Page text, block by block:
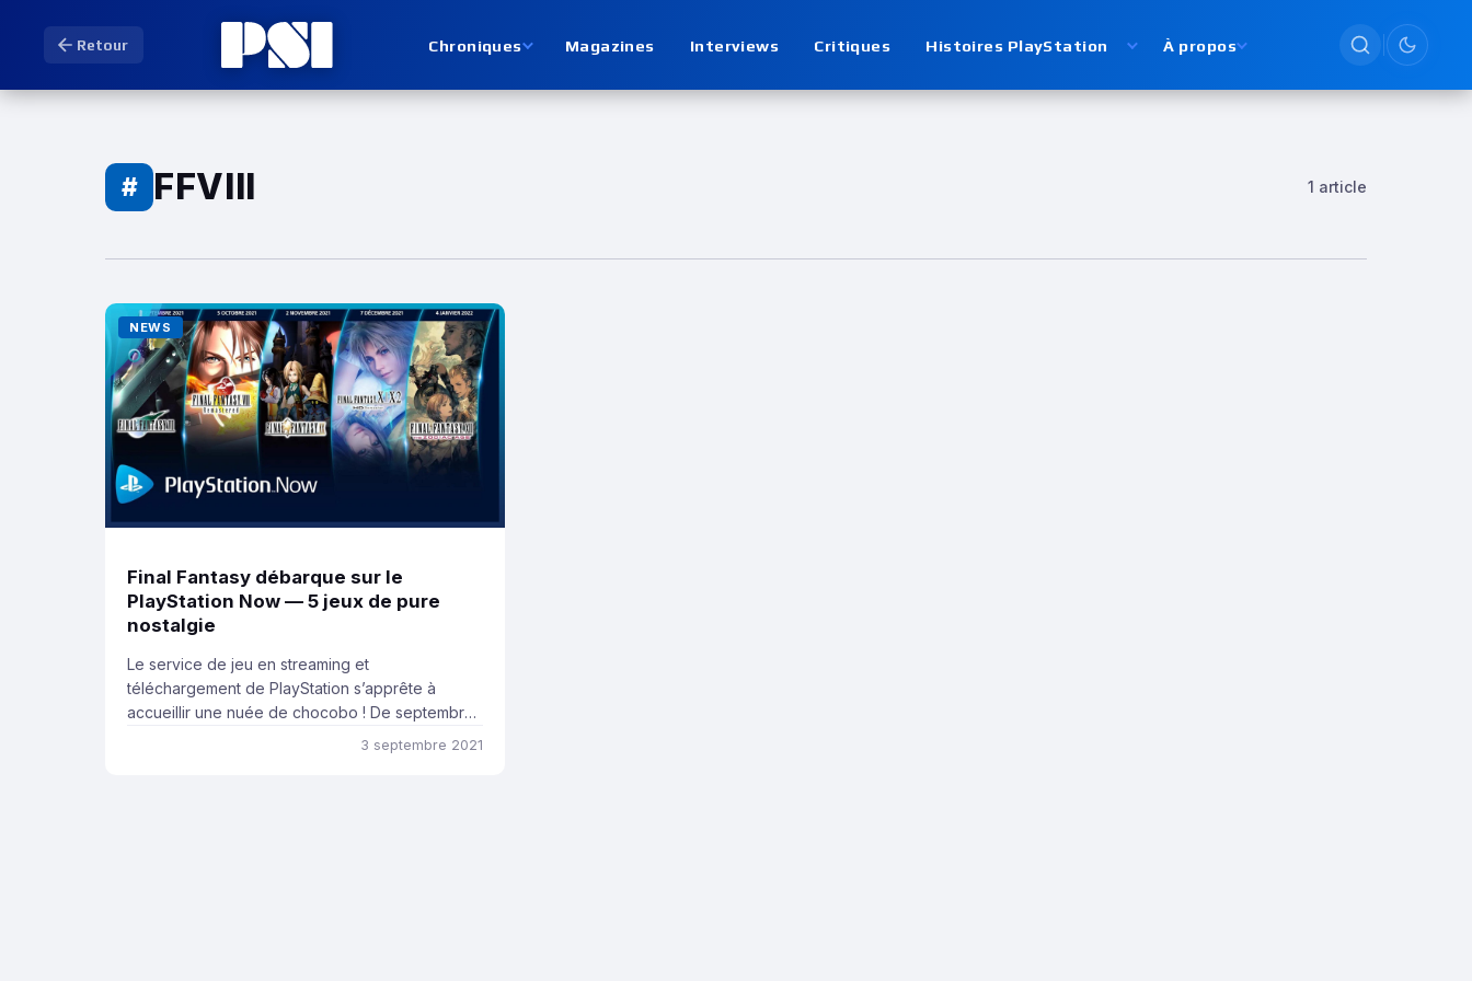
Retour Chroniques Magazines Interviews Critiques Histoires PlayStation À propos Passer
# FFVIII 1 article
NEWS
Final Fantasy débarque sur le
PlayStation Now — 5 jeux de pure
nostalgie
Le service de jeu en streaming et
téléchargement de PlayStation s’apprête à
accueillir une nuée de chocobo ! De septembre
2021 à janvier 2022, ce ne sont pas moins de
3 septembre 2021